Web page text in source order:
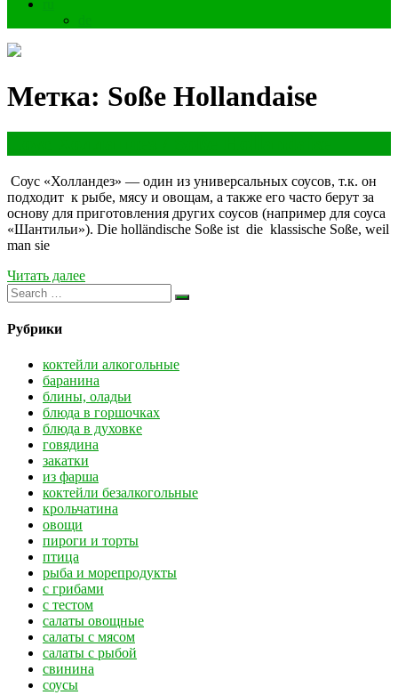
Метка: Soße Hollandaise
Соус «Холландез» — один из универсальных соусов, т.к. он
подходит к рыбе, мясу и овощам, а также его часто берут за
основу для приготовления других соусов (например для соуса
«Шантильи»). Die holländische Soße ist die klassische Soße, weil
man sie
Читать далее
Рубрики
коктейли алкогольные
баранина
блины, оладьи
блюда в горшочках
блюда в духовке
говядина
закатки
из фарша
коктейли безалкогольные
крольчатина
овощи
пироги и торты
птица
рыба и морепродукты
с грибами
с тестом
салаты овощные
салаты с мясом
салаты с рыбой
свинина
соусы